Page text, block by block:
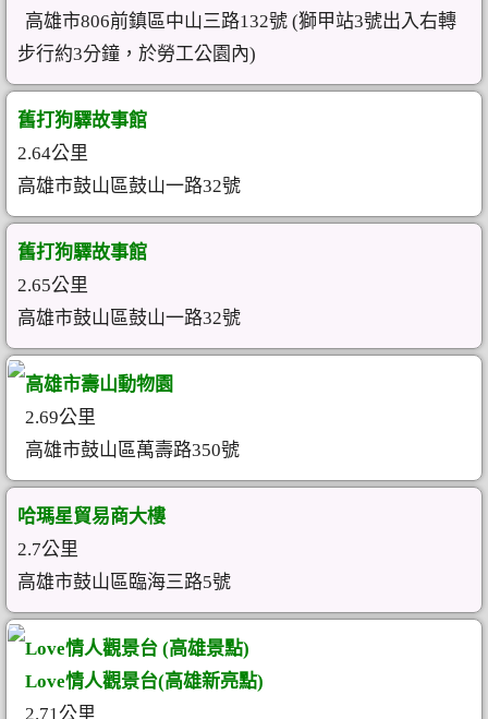
高雄市806前鎮區中山三路132號 (獅甲站3號出入右轉
步行約3分鐘，於勞工公園內)
舊打狗驛故事館
2.64公里
高雄市鼓山區鼓山一路32號
舊打狗驛故事館
2.65公里
高雄市鼓山區鼓山一路32號
高雄市壽山動物園
2.69公里
高雄市鼓山區萬壽路350號
哈瑪星貿易商大樓
2.7公里
高雄市鼓山區臨海三路5號
Love情人觀景台 (高雄景點)
Love情人觀景台(高雄新亮點)
2.71公里